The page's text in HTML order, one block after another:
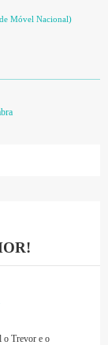
Móvel Nacional)
o Trevor e o